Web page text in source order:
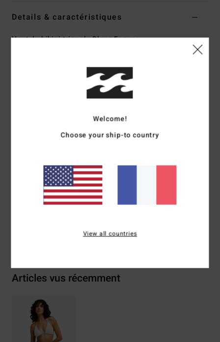
Details & caractéristiques
Haut de bikini triangle Blanc Femme
Polyester et élasthanne
Liens au cou et au centre du dos pour plus d’ajustement
Coussinets amovibles
Composition[Matière principale] 99% Polyester, 1%
Élasthanne
Traçabilité du produit (Loi Agec)
Livraison & Retours
Articles vus récemment
Welcome!
Choose your ship-to country
View all countries